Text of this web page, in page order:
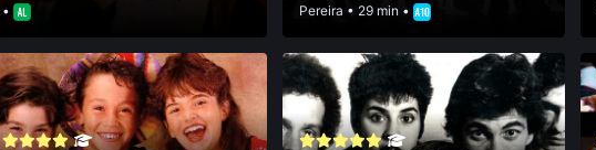
•
Pereira • 29 min •